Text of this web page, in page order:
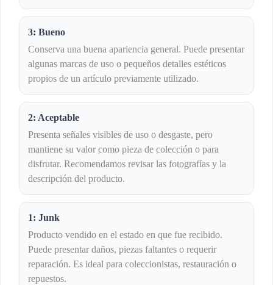
3: Bueno
Conserva una buena apariencia general. Puede presentar
algunas marcas de uso o pequeños detalles estéticos
propios de un artículo previamente utilizado.
2: Aceptable
Presenta señales visibles de uso o desgaste, pero
mantiene su valor como pieza de colección o para
disfrutar. Recomendamos revisar las fotografías y la
descripción del producto.
1: Junk
Producto vendido en el estado en que fue recibido.
Puede presentar daños, piezas faltantes o requerir
reparación. Es ideal para coleccionistas, restauración o
repuestos.